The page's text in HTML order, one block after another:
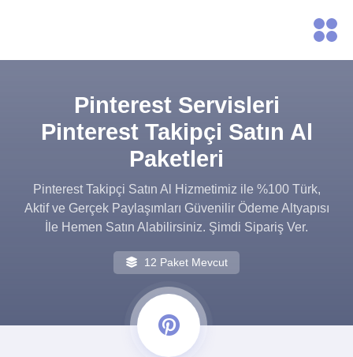
Pinterest Servisleri
Pinterest Takipçi Satın Al
Paketleri
Pinterest Takipçi Satın Al Hizmetimiz ile %100 Türk,
Aktif ve Gerçek Paylaşımları Güvenilir Ödeme Altyapısı
İle Hemen Satın Alabilirsiniz. Şimdi Sipariş Ver.
12 Paket Mevcut